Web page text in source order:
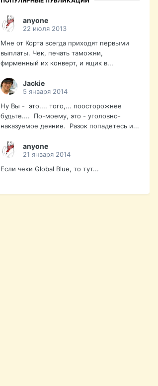
anyone
22 июля 2013
Мне от Корта всегда приходят первыми
выплаты. Чек, печать таможни,
фирменный их конверт, и ящик в...
Jackie
5 января 2014
Ну Вы - это.... того,... поосторожнее
будьте.... По-моему, это - уголовно-
наказуемое деяние. Разок попадетесь и...
anyone
21 января 2014
Если чеки Global Blue, то тут...